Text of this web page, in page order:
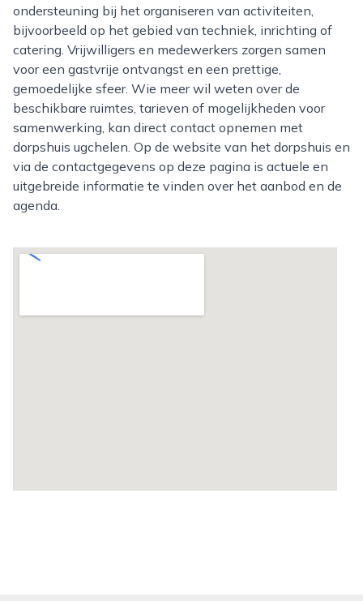
ondersteuning bij het organiseren van activiteiten,
bijvoorbeeld op het gebied van techniek, inrichting of
catering. Vrijwilligers en medewerkers zorgen samen
voor een gastvrije ontvangst en een prettige,
gemoedelijke sfeer. Wie meer wil weten over de
beschikbare ruimtes, tarieven of mogelijkheden voor
samenwerking, kan direct contact opnemen met
dorpshuis ugchelen. Op de website van het dorpshuis en
via de contactgegevens op deze pagina is actuele en
uitgebreide informatie te vinden over het aanbod en de
agenda.